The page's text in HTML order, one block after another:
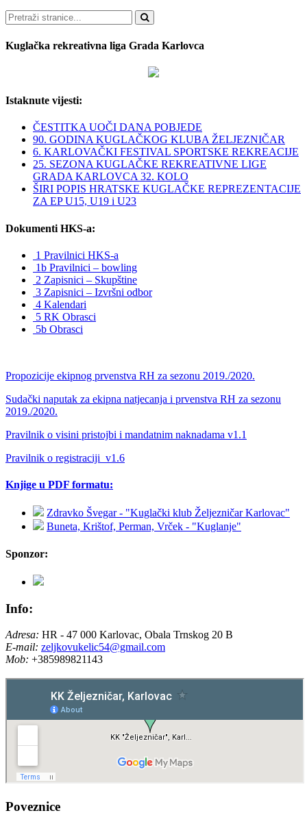
Pretraži
Kuglačka rekreativna liga Grada Karlovca
Istaknute vijesti:
ČESTITKA UOČI DANA POBJEDE
90. GODINA KUGLAČKOG KLUBA ŽELJEZNIČAR
6. KARLOVAČKI FESTIVAL SPORTSKE REKREACIJE
25. SEZONA KUGLAČKE REKREATIVNE LIGE
GRADA KARLOVCA 32. KOLO
ŠIRI POPIS HRATSKE KUGLAČKE REPREZENTACIJE
ZA EP U15, U19 i U23
Dokumenti HKS-a:
1 Pravilnici HKS-a
1b Pravilnici – bowling
2 Zapisnici – Skupštine
3 Zapisnici – Izvršni odbor
4 Kalendari
5 RK Obrasci
5b Obrasci
Propozicije ekipnog prvenstva RH za sezonu 2019./2020.
Sudački naputak za ekipna natjecanja i prvenstva RH za sezonu
2019./2020.
Pravilnik o visini pristojbi i mandatnim naknadama v1.1
Pravilnik o registraciji_v1.6
Knjige u PDF formatu:
Zdravko Švegar - "Kuglački klub Željezničar Karlovac"
Buneta, Krištof, Perman, Vrček - "Kuglanje"
Sponzor:
Info:
Adresa: HR - 47 000 Karlovac, Obala Trnskog 20 B
E-mail: zeljkovukelic54@gmail.com
Mob: +385989821143
Poveznice